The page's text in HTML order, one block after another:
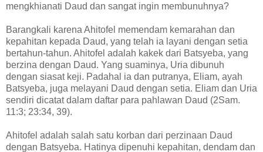
mengkhianati Daud dan sangat ingin membunuhnya?
Barangkali karena Ahitofel memendam kemarahan dan
kepahitan kepada Daud, yang telah ia layani dengan setia
bertahun-tahun. Ahitofel adalah kakek dari Batsyeba, yang
berzina dengan Daud. Yang suaminya, Uria dibunuh
dengan siasat keji. Padahal ia dan putranya, Eliam, ayah
Batsyeba, juga melayani Daud dengan setia. Eliam dan Uria
sendiri dicatat dalam daftar para pahlawan Daud (2Sam.
11:3; 23:34, 39).
Ahitofel adalah salah satu korban dari perzinaan Daud
dengan Batsyeba. Hatinya dipenuhi kepahitan, dendam dan